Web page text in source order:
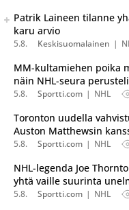
Seuraava uutinen on
Listaa uutisen kaikki versiot
Patrik Laineen tilanne
karu arvio
5.8. Keskisuomalainen
MM-kultamiehen poika
näin NHL-seura perusteli
5.8. Sportti.com NHL
Toronton uudella
Auston Matthewsin
5.8. Sportti.com NHL
NHL-legenda Joe
yhtä vaille suurinta
5.8. Sportti.com NHL